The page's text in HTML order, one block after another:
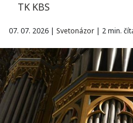
TK KBS
07. 07. 2026 | Svetonázor | 2 min.